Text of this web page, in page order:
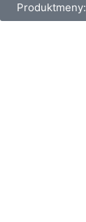
Produktmeny: